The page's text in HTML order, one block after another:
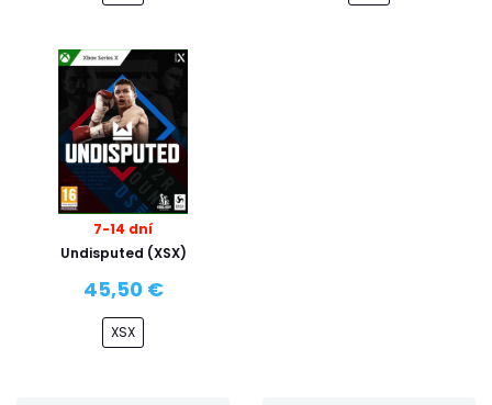
7-14 dní
Undisputed (XSX)
45,50 €
XSX